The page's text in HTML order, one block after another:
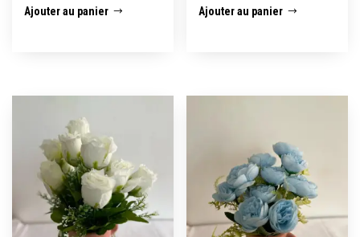
Ajouter au panier Ajouter au panier